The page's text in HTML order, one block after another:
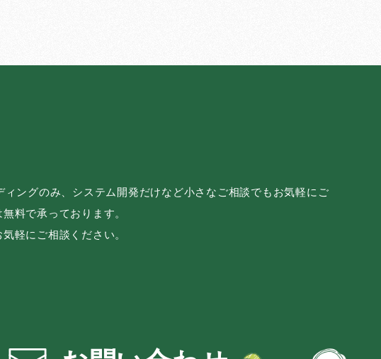
ングのみ、システム開発だけなど小さなご相談でもお気軽にご
料で承っております。
軽にご相談ください。